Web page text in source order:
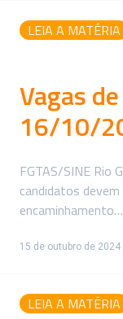
LEIA A MATÉRIA
Vagas
16/10/
FGTAS/SINE Rio
candidatos
encaminhamento…
15 de outubro de 2024
LEIA A MATÉRIA